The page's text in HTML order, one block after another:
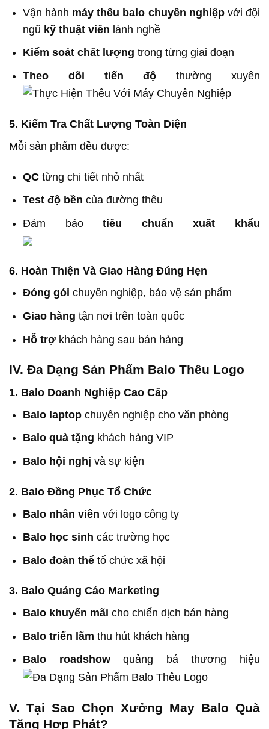
Vận hành máy thêu balo chuyên nghiệpvới đội
ngũ kỹ thuật viên lành nghề
Kiểm soát chất lượng trong từng giai đoạn
Theo dõi tiến độ thường xuyên
5. Kiểm Tra Chất Lượng Toàn Diện
Mỗi sản phẩm đều được:
QCtừng chi tiết nhỏ nhất
Test độ bền của đường thêu
Đảm bảotiêu chuẩn xuất khẩu
6. Hoàn Thiện Và Giao Hàng Đúng Hẹn
Đóng gói chuyên nghiệp, bảo vệ sản phẩm
Giao hàng tận nơi trên toàn quốc
Hỗ trợkhách hàng sau bán hàng
IV. Đa Dạng Sản Phẩm Balo Thêu Logo
1. Balo Doanh Nghiệp Cao Cấp
Balo laptopchuyên nghiệp cho văn phòng
Balo quà tặng khách hàng VIP
Balo hội nghị và sự kiện
2. Balo Đồng Phục Tổ Chức
Balo nhân viên với logo công ty
Balo học sinh các trường học
Balo đoàn thểtổ chức xã hội
3. Balo Quảng Cáo Marketing
Balo khuyến mãi cho chiến dịch bán hàng
Balo triển lãm thu hút khách hàng
Balo roadshowquảng bá thương hiệu
V. Tại Sao Chọn Xưởng May Balo Quà
Tặng Hợp Phát?